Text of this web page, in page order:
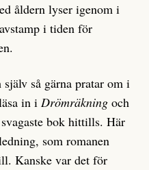
åldern lyser igenom i
i tiden för
så gärna pratar om i
in i Drömräkning och
bok hittills. Här
som romanen
Kanske var det för